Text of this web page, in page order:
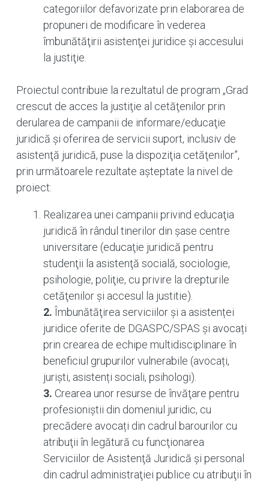
categoriilor defavorizate prin elaborarea de
propuneri de modificare în vederea
îmbunătăţirii asistenţei juridice și accesului
la justiţie.
Proiectul contribuie la rezultatul de program „Grad
crescut de acces la justiţie al cetăţenilor prin
derularea de campanii de informare/educaţie
juridică și oferirea de servicii suport, inclusiv de
asistenţă juridică, puse la dispoziţia cetăţenilor”,
prin următoarele rezultate așteptate la nivel de
proiect:
Realizarea unei campanii privind educaţia
juridică în rândul tinerilor din șase centre
universitare (educaţie juridică pentru
studenţii la asistenţă socială, sociologie,
psihologie, poliţie, cu privire la drepturile
cetăţenilor și accesul la justitie).
2. Îmbunătăţirea serviciilor și a asistenței
juridice oferite de DGASPC/SPAS şi avocați
prin crearea de echipe multidisciplinare în
beneficiul grupurilor vulnerabile (avocați,
jurişti, asistenți sociali, psihologi).
3. Crearea unor resurse de învăţare pentru
profesioniştii din domeniul juridic, cu
precădere avocați din cadrul barourilor cu
atribuţii în legătură cu funcţionarea
Serviciilor de Asistenţă Juridică și personal
din cadrul administraţiei publice cu atribuţii în